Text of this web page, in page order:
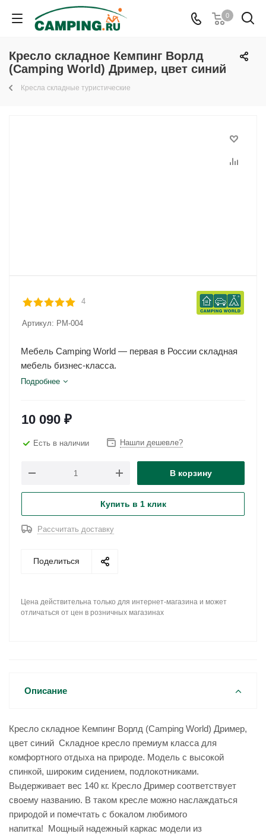
0
Кресло складное Кемпинг Ворлд
(Camping World) Дример, цвет синий
Кресла складные туристические
4
Артикул: PM-004
Мебель Camping World — первая в России складная
мебель бизнес-класса.
Подробнее
10 090 ₽
Есть в наличии Нашли дешевле?
В корзину
Купить в 1 клик
Рассчитать доставку
Поделиться
Цена действительна только для интернет-магазина и может
отличаться от цен в розничных магазинах
Описание
Кресло складное Кемпинг Ворлд (Camping World) Дример,
цвет синий Складное кресло премиум класса для
комфортного отдыха на природе. Модель с высокой
спинкой, широким сидением, подлокотниками.
Выдерживает вес 140 кг. Кресло Дример соответствует
своему названию. В таком кресле можно наслаждаться
природой и помечтать с бокалом любимого
напитка! Мощный надежный каркас модели из